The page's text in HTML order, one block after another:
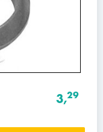
3,29